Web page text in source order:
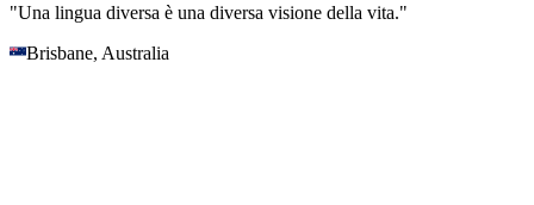
"Una lingua diversa è una diversa visione della vita."
Brisbane, Australia